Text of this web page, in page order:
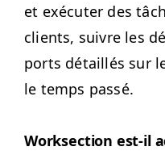
et exé­cuter des
clients, suiv­re les
ports détail­lés sur
le temps passé.
Work­sec­tion est-il